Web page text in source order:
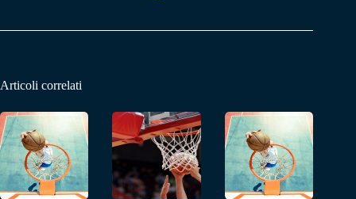
Articoli correlati